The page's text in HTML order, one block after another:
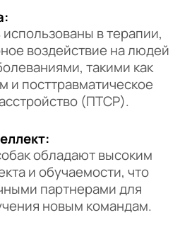
в терапии,
воздействие на людей
такими как
и посттравматическое
(ПТСР).
обладают высоким
и обучаемости, что
партнерами для
новым командам.